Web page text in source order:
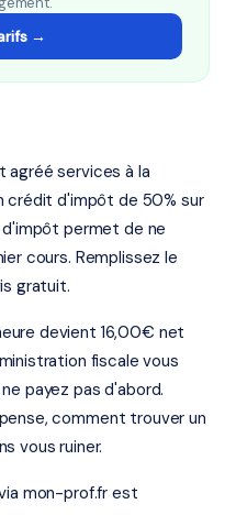
→
agréé services à la
crédit d'impôt de 50% sur
permet de ne
cours. Remplissez le
gratuit.
devient 16,00€ net
fiscale vous
payez pas d'abord.
comment trouver un
vous ruiner.
mon-prof.fr est